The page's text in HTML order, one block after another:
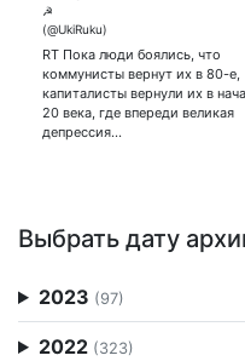
RT Пока люди боялись, что
коммунисты вернут их в 80-е,
капиталисты вернули их в
20 века, где впереди великая
депрессия…
Выбрать дату
2023 (97)
2022 (323)